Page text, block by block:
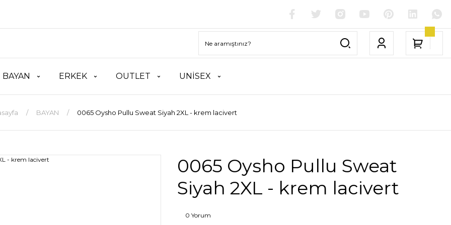
BAYAN ERKEK OUTLET UNİSEX
BAYAN 0065 Oysho Pullu Sweat Siyah 2XL - krem lacivert
0065 Oysho Pullu Sweat
Siyah 2XL - krem lacivert
0 Yorum